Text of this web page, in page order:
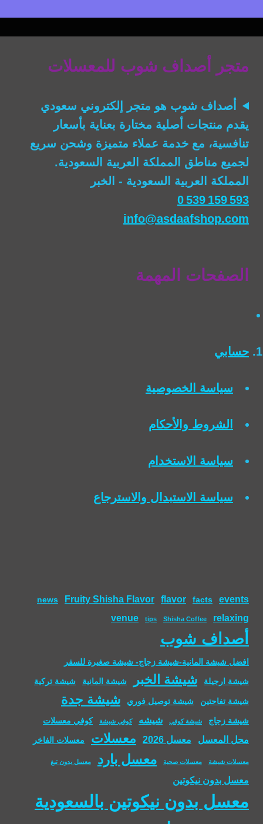
متجر أصداف شوب للمعسلات
أصداف شوب هو متجر إلكتروني سعودي
يقدم منتجات أصلية مختارة بعناية بأسعار
تنافسية، مع خدمة عملاء متميزة وشحن سريع
لجميع مناطق المملكة العربية السعودية.
المملكة العربية السعودية - الخبر
0 539 159 593
info@asdaafshop.com
الصفحات المهمة
حسابي
سياسة الخصوصية
الشروط والأحكام
سياسة الاستخدام
سياسة الاستبدال والاسترجاع
events
facts
flavor
Fruity Shisha Flavor
news
relaxing
Shisha Coffee
tips
venue
أصداف شوب
افضل شيشة المانية-شيشة زجاج- شيشة صغيرة للسفر
شيشة ارجيلة شيشة الخبر شيشة المانية شيشة تركية
شيشة تفاحتين شيشة توصيل فوري شيشة جدة
شيشة زجاج شيشة كوفي شيشه كوفي شيشة كوفي معسلات
محل المعسل معسل 2026 معسلات معسلات الفاخر
معسلات شيشة معسلات صحية معسل بارد معسل بدون تبغ
معسل بدون نيكوتين
معسل بدون نيكوتين بالسعودية